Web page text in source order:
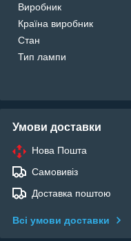
Виробник
Країна виробник
Стан
Тип лампи
Умови доставки
Нова Пошта
Самовивіз
Доставка поштою
Всі умови доставки